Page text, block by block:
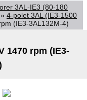
3AL-IE3 (80-180
» 4-polet 3AL (IE3-1500
(IE3-3AL132M-4)
1470 rpm (IE3-